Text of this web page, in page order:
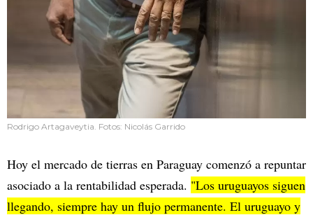
Rodrigo Artagaveytia. Fotos: Nicolás Garrido
Hoy el mercado de tierras en Paraguay comenzó a repuntar
asociado a la rentabilidad esperada. "Los uruguayos siguen
llegando, siempre hay un flujo permanente. El uruguayo y